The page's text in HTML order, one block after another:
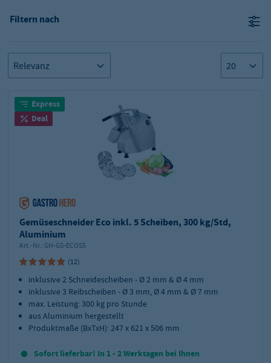
Filtern nach
Express
Deal
Gemüseschneider Eco inkl. 5 Scheiben, 300 kg/Std,
Aluminium
Art.-Nr.: GH-GS-ECOS5
(12)
inklusive 2 Schneidescheiben - Ø 2 mm & Ø 4 mm
inklusive 3 Reibscheiben - Ø 3 mm, Ø 4 mm & Ø 7 mm
max. Leistung: 300 kg pro Stunde
aus Aluminium hergestellt
Produktmaße (BxTxH): 247 x 621 x 506 mm
Sofort lieferbar! In 1 - 2 Werktagen bei Ihnen